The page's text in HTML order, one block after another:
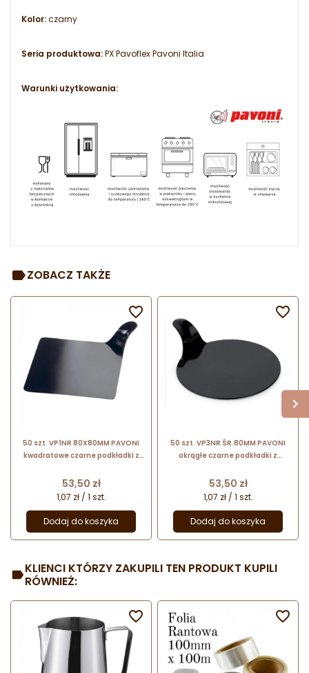
Kolor:czarny
Seria produktowa:PX Pavoflex Pavoni Italia
Warunki użytkowania:
ZOBACZ TAKŻE
50 szt. VP1NR 80X80MM PAVONI
kwadratowe czarne podkładki z
monoporcji
Cena
53,50 zł
1,07 zł / 1 szt.
Dodaj do koszyka

50 szt. VP3NR ŚR.80MM PAVONI
okrągłe czarne podkładki z
monoporcji
Cena
53,50 zł
1,07 zł / 1 szt.
Dodaj do koszyka

KLIENCI KTÓRZY ZAKUPILI TEN PRODUKT KUPILI
RÓWNIEŻ:
 